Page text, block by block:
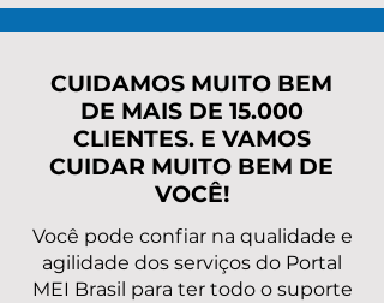
pendências
rapidamente?
CUIDAMOS MUITO BEM
DE MAIS DE 15.000
CLIENTES. E VAMOS
CUIDAR MUITO BEM DE
VOCÊ!
Você pode confiar na qualidade e
agilidade dos serviços do Portal
MEI Brasil para ter todo o suporte